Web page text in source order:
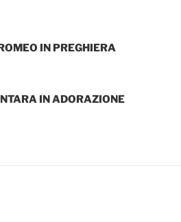
IN PREGHIERA
IN ADORAZIONE